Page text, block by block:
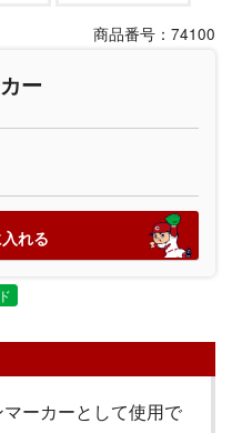
商品番号：74100
ー
れる
ーカーとして使用で